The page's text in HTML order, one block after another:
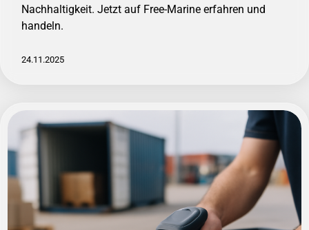
Nachhaltigkeit. Jetzt auf Free-Marine erfahren und
handeln.
24.11.2025